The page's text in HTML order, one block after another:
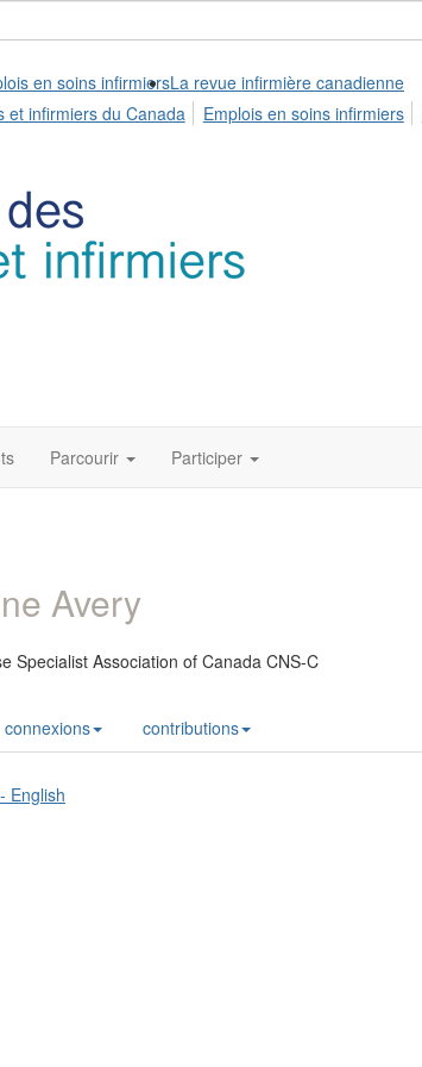
en soins infirmiersLa revue infirmière canadienne
et infirmiers du Canada Emplois en soins infirmiers
Parcourir Participer
Avery
Specialist Association of Canada CNS-C
connexions contributions
English